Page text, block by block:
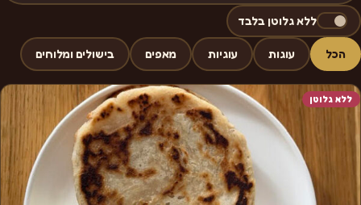
ללא גלוטן בלבד
הכל עוגות עוגיות מאפים בישולים ומלוחים
ללא גלוטן